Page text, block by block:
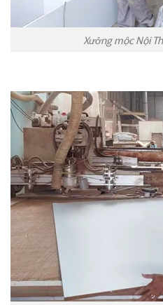
Xưởng mộc Nội